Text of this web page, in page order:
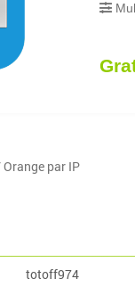
par IP
totoff974